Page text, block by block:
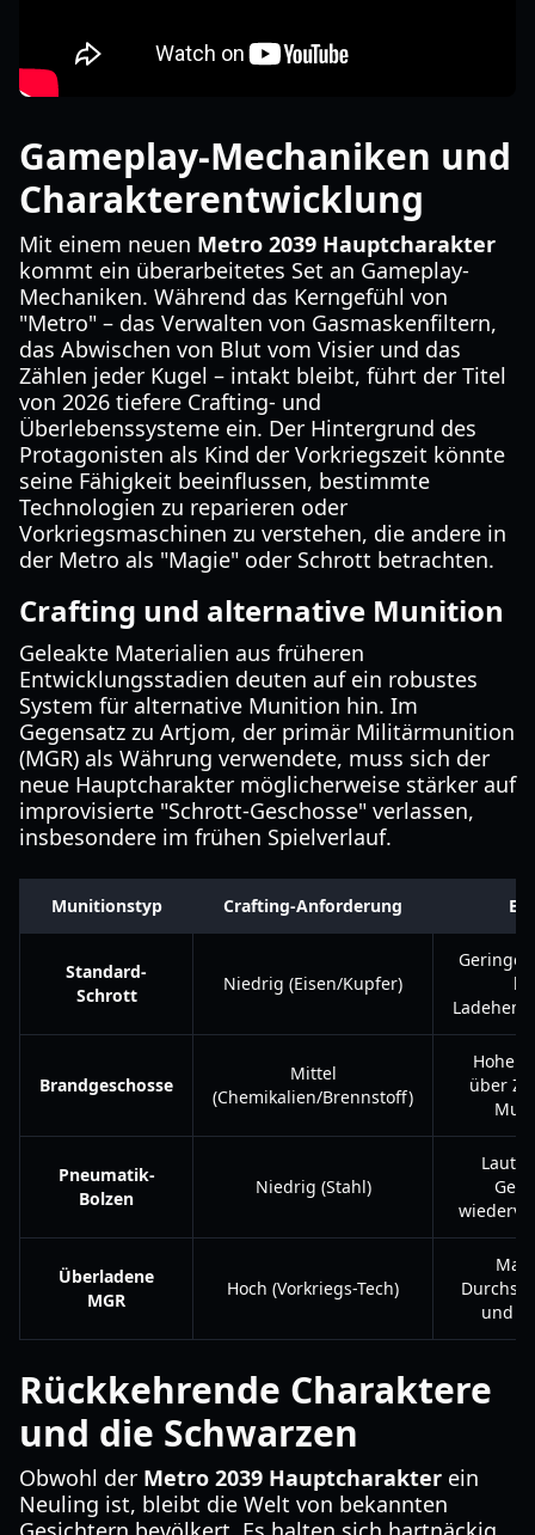
Gameplay-Mechaniken und
Charakterentwicklung
Mit einem neuen Metro 2039 Hauptcharakter
kommt ein überarbeitetes Set an Gameplay-
Mechaniken. Während das Kerngefühl von
"Metro" – das Verwalten von Gasmaskenfiltern,
das Abwischen von Blut vom Visier und das
Zählen jeder Kugel – intakt bleibt, führt der Titel
von 2026 tiefere Crafting- und
Überlebenssysteme ein. Der Hintergrund des
Protagonisten als Kind der Vorkriegszeit könnte
seine Fähigkeit beeinflussen, bestimmte
Technologien zu reparieren oder
Vorkriegsmaschinen zu verstehen, die andere in
der Metro als "Magie" oder Schrott betrachten.
Crafting und alternative Munition
Geleakte Materialien aus früheren
Entwicklungsstadien deuten auf ein robustes
System für alternative Munition hin. Im
Gegensatz zu Artjom, der primär Militärmunition
(MGR) als Währung verwendete, muss sich der
neue Hauptcharakter möglicherweise stärker auf
improvisierte "Schrott-Geschosse" verlassen,
insbesondere im frühen Spielverlauf.
Munitionstyp Crafting-Anforderung
Standard-
Schrott
Niedrig (Eisen/Kupfer)
Geringer
Brandgeschosse
Mittel
(Chemikalien/Brennstoff)
Hoher
über
Pneumatik-
Bolzen
Niedrig (Stahl)
Überladene
MGR
Hoch (Vorkriegs-Tech)
und
Rückkehrende Charaktere
und die Schwarzen
Obwohl der Metro 2039 Hauptcharakter ein
Neuling ist, bleibt die Welt von bekannten